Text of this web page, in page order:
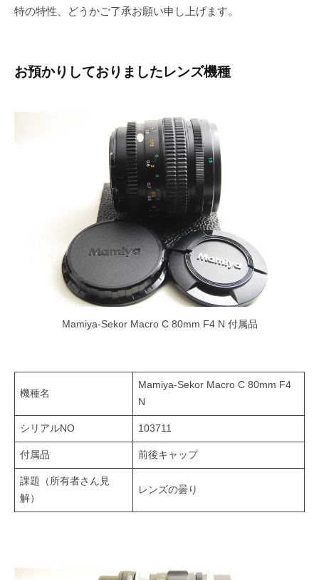
特の特性、どうかご了承お願い申し上げます。
お預かりしておりましたレンズ機種
Mamiya-Sekor Macro C 80mm F4 N 付属品
機種名
Mamiya-Sekor Macro C 80mm F4
N
シリアルNO 103711
付属品 前後キャップ
課題（所有者さん見
解）
レンズの曇り